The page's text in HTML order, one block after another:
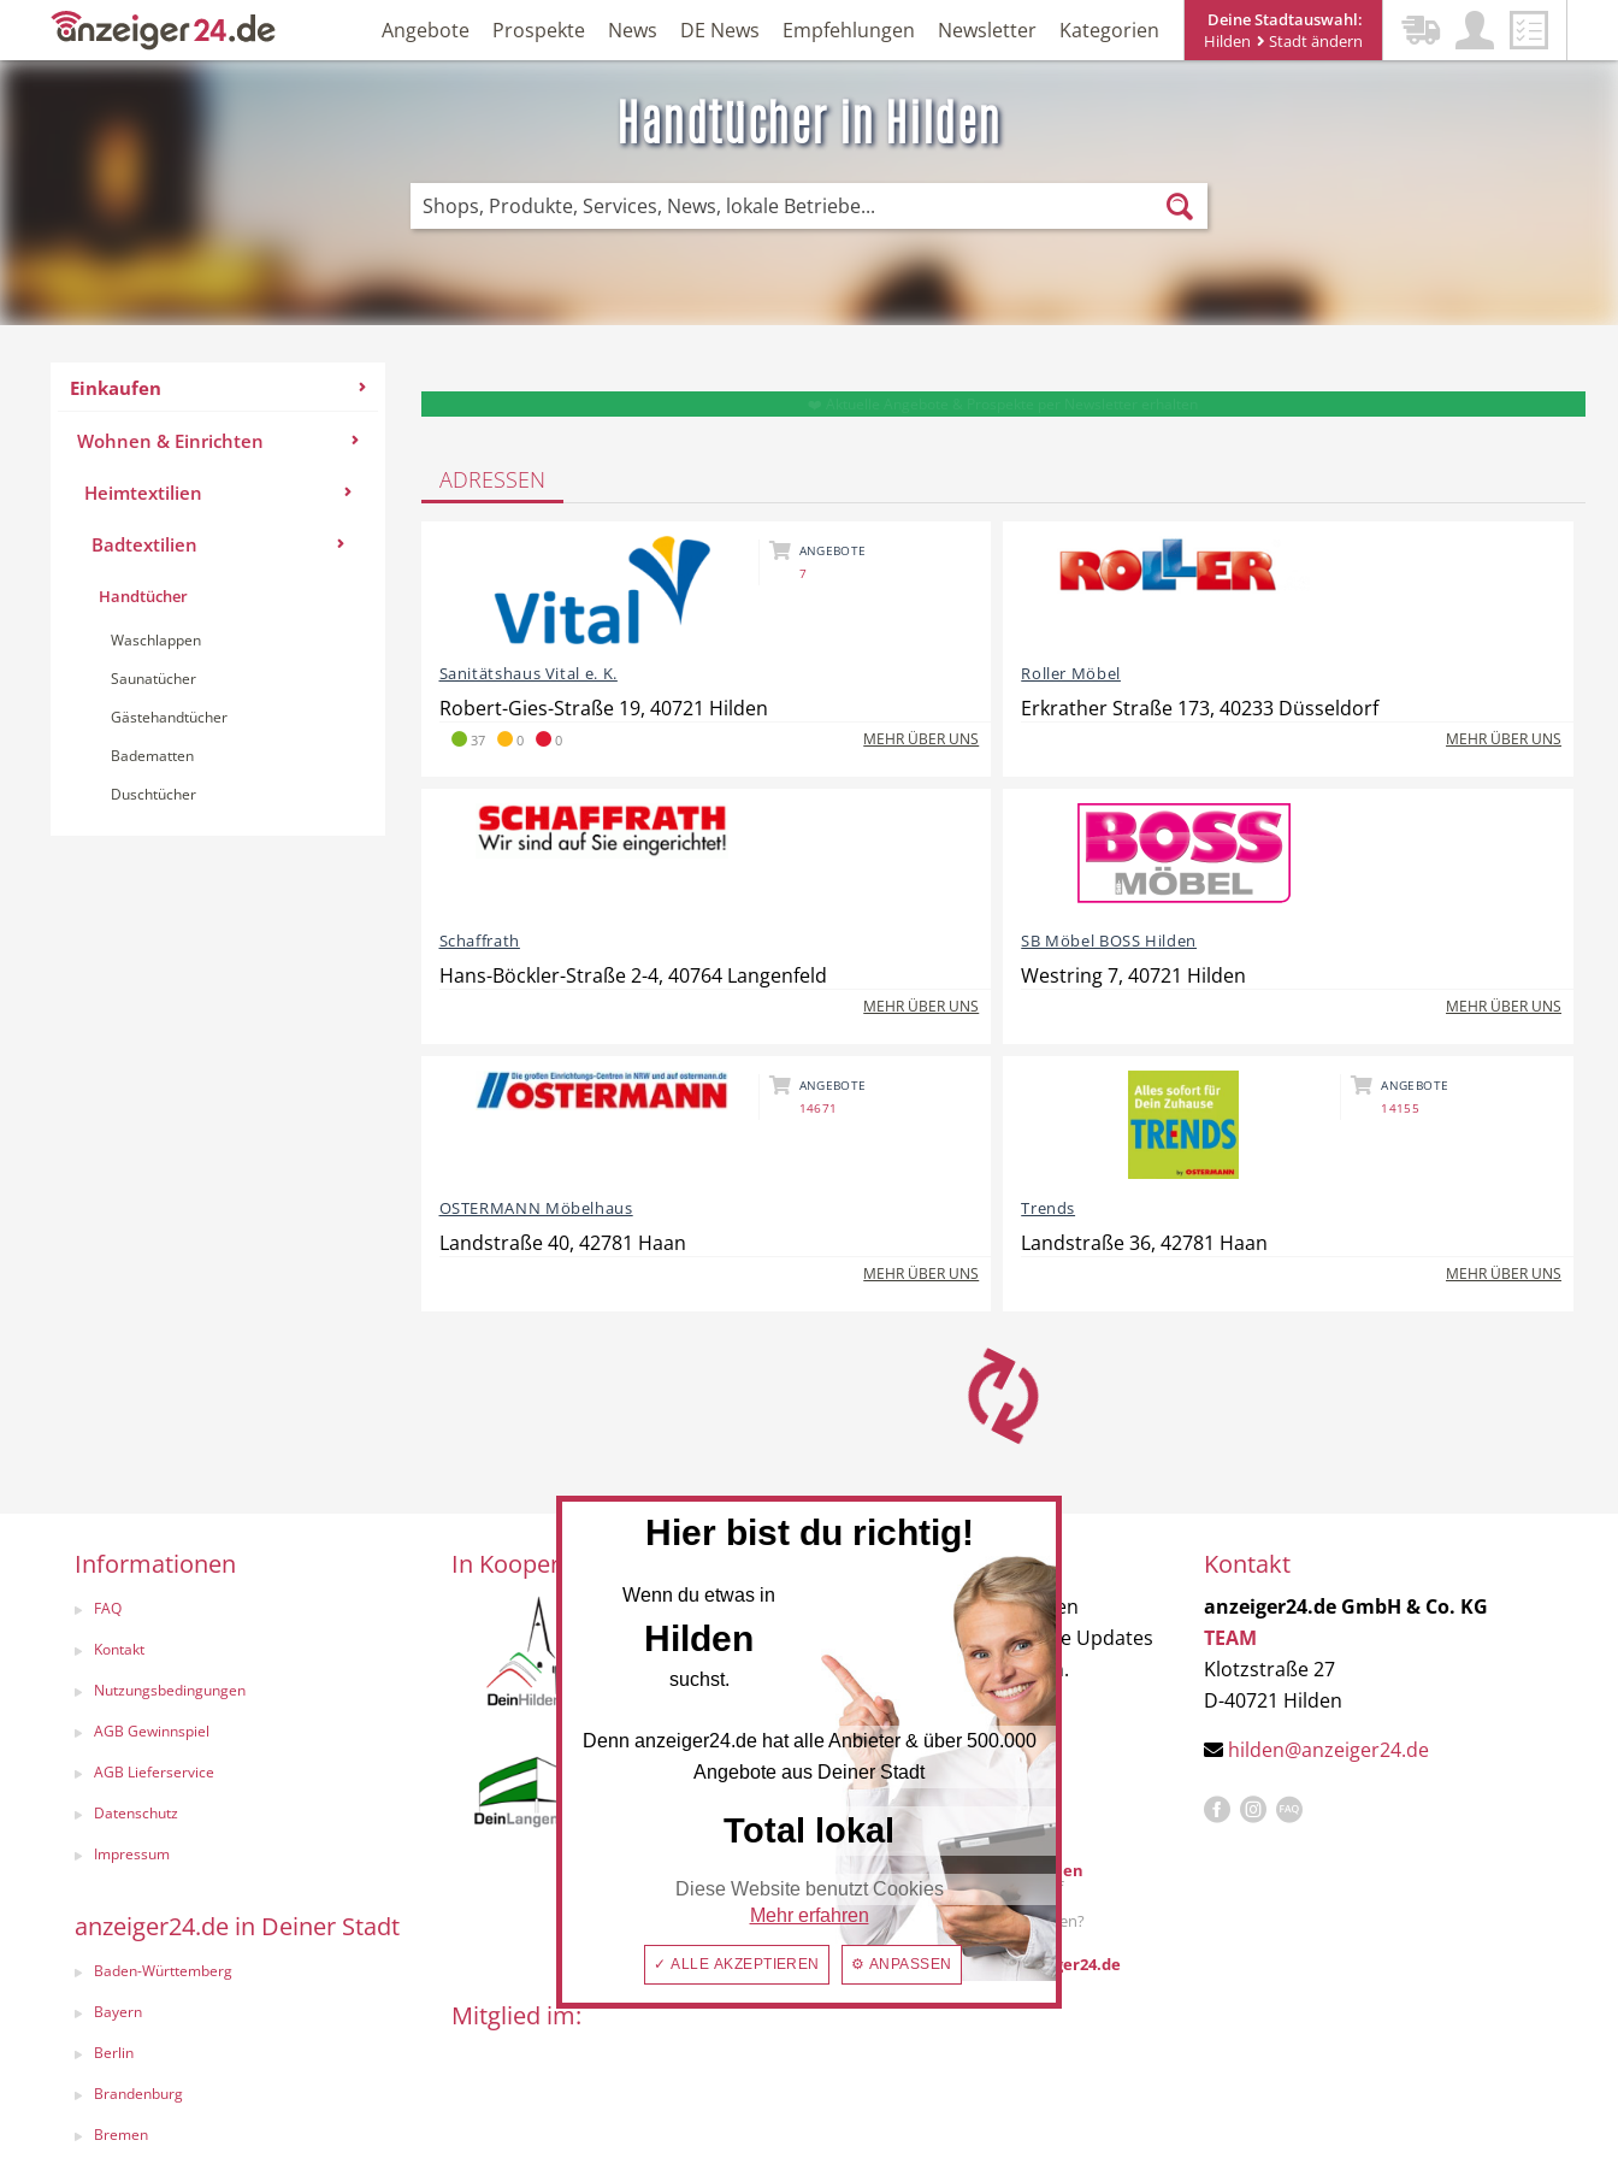
Deine Stadtauswahl:
Hilden
Stadt ändern
Angebote Prospekte News DE News Empfehlungen Newsletter Kategorien
Handtücher in Hilden
Einkaufen
Wohnen & Einrichten
Heimtextilien
Badtextilien
Handtücher
Waschlappen
Saunatücher
Gästehandtücher
Badematten
Duschtücher
ADRESSEN
ANGEBOTE
7
Sanitätshaus Vital e. K.
Robert-Gies-Straße 19, 40721 Hilden
37 0 0 MEHR ÜBER UNS
Roller Möbel
Erkrather Straße 173, 40233 Düsseldorf
MEHR ÜBER UNS
Schaffrath
Hans-Böckler-Straße 2-4, 40764 Langenfeld
MEHR ÜBER UNS
SB Möbel BOSS Hilden
Westring 7, 40721 Hilden
MEHR ÜBER UNS
ANGEBOTE
14671
OSTERMANN Möbelhaus
Landstraße 40, 42781 Haan
MEHR ÜBER UNS
ANGEBOTE
14155
Trends
Landstraße 36, 42781 Haan
MEHR ÜBER UNS
Informationen
FAQ
Kontakt
Nutzungsbedingungen
AGB Gewinnspiel
AGB Lieferservice
Datenschutz
Impressum
anzeiger24.de in Deiner Stadt
Baden-Württemberg
Bayern
Berlin
Brandenburg
Bremen
In Kooperation mit:
Mitglied im:
Melden Sie sich für unseren
Newsletter an, um neueste Updates
und Angebote zu erhalten.
NEWSLETTER BESTELLEN
Mediadaten
Werbung buchen
Sie möchten auf
anzeiger24.de
Werbung schalten?
hilden@anzeiger24.de
Kontakt
anzeiger24.de GmbH & Co. KG
TEAM
Klotzstraße 27
D-40721 Hilden
hilden@anzeiger24.de
Hier bist du richtig!
Wenn du etwas in
Hilden
suchst.
Denn anzeiger24.de hat alle Anbieter & über 500.000
Angebote aus Deiner Stadt
Total lokal
Diese Website benutzt Cookies
Mehr erfahren
✓ ALLE AKZEPTIEREN ⚙ ANPASSEN